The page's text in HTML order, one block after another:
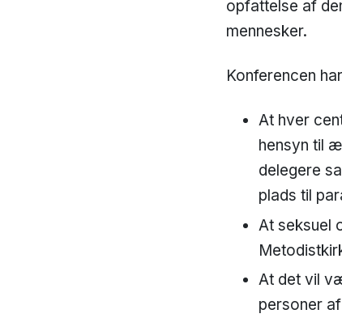
opfattelse af
mennesker.
Konferencen
At hver
hensyn til
delegere
plads til
At seksuel
At det vil
personer